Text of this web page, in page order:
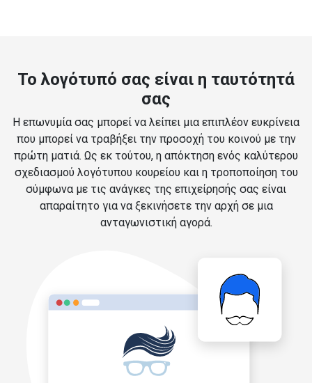
Το λογότυπό σας είναι η ταυτότητά
σας
Η επωνυμία σας μπορεί να λείπει μια επιπλέον ευκρίνεια
που μπορεί να τραβήξει την προσοχή του κοινού με την
πρώτη ματιά. Ως εκ τούτου, η απόκτηση ενός καλύτερου
σχεδιασμού λογότυπου κουρείου και η τροποποίηση του
σύμφωνα με τις ανάγκες της επιχείρησής σας είναι
απαραίτητο για να ξεκινήσετε την αρχή σε μια
ανταγωνιστική αγορά.